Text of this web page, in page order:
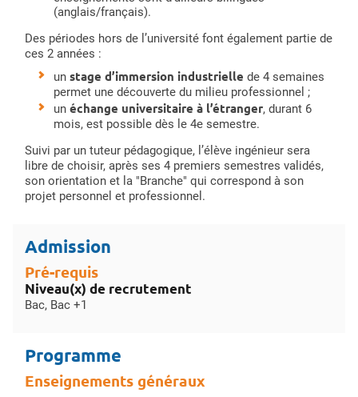
(anglais/français).
Des périodes hors de l’université font également partie de
ces 2 années :
un stage d’immersion industrielle de 4 semaines
permet une découverte du milieu professionnel ;
un échange universitaire à l’étranger, durant 6
mois, est possible dès le 4e semestre.
Suivi par un tuteur pédagogique, l’élève ingénieur sera
libre de choisir, après ses 4 premiers semestres validés,
son orientation et la "Branche" qui correspond à son
projet personnel et professionnel.
Admission
Pré-requis
Niveau(x) de recrutement
Bac, Bac +1
Programme
Enseignements généraux